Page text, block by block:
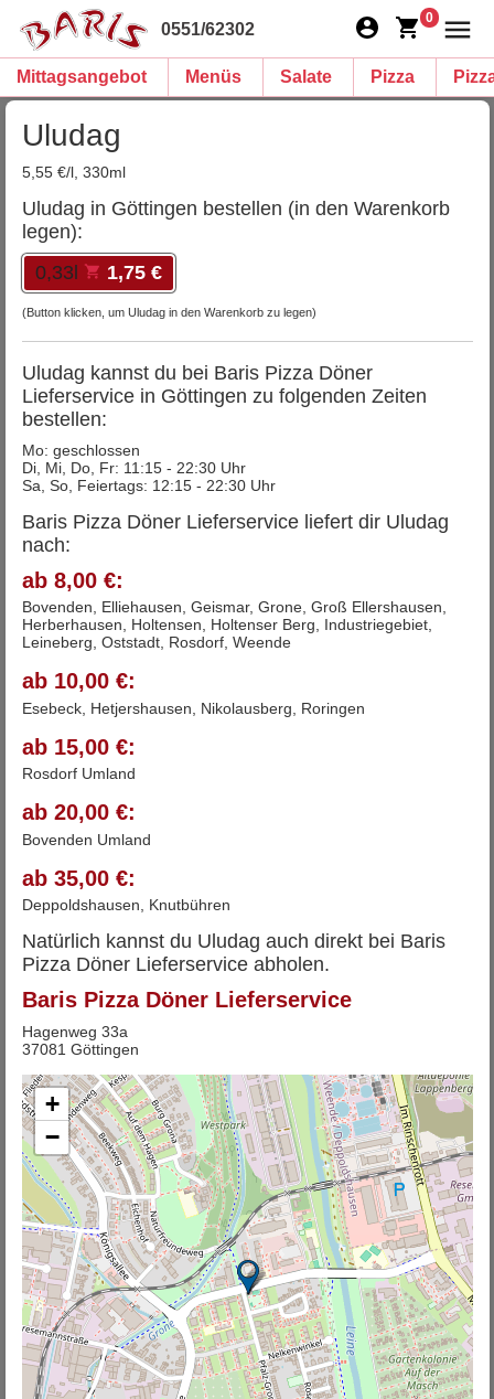
0551/62302
0
Mittagsangebot Menüs Salate Pizza
Uludag
5,55 €/l, 330ml
Uludag in Göttingen bestellen (in den Warenkorb
legen):
0,33l
1,75 €
(Button klicken, um Uludag in den Warenkorb zu legen)
Uludag kannst du bei Baris Pizza Döner
Lieferservice in Göttingen zu folgenden Zeiten
bestellen:
Mo: geschlossen
Di, Mi, Do, Fr: 11:15 - 22:30 Uhr
Sa, So, Feiertags: 12:15 - 22:30 Uhr
Baris Pizza Döner Lieferservice liefert dir Uludag
nach:
ab 8,00 €:
Bovenden, Elliehausen, Geismar, Grone, Groß Ellershausen,
Herberhausen, Holtensen, Holtenser Berg, Industriegebiet,
Leineberg, Oststadt, Rosdorf, Weende
ab 10,00 €:
Esebeck, Hetjershausen, Nikolausberg, Roringen
ab 15,00 €:
Rosdorf Umland
ab 20,00 €:
Bovenden Umland
ab 35,00 €:
Deppoldshausen, Knutbühren
Natürlich kannst du Uludag auch direkt bei Baris
Pizza Döner Lieferservice abholen.
Baris Pizza Döner Lieferservice
Hagenweg 33a
37081 Göttingen
+
−